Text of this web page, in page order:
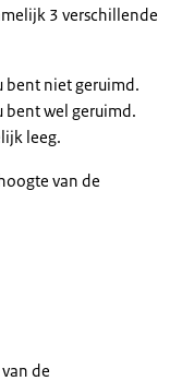
3 verschillende
bent niet geruimd.
bent wel geruimd.
leeg.
van de
de